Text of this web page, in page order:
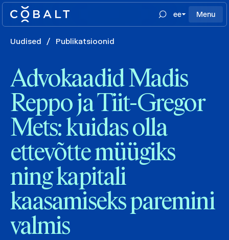
ee Menu
Uudised / Publikatsioonid
Advokaadid Madis
Reppo ja Tiit-Gregor
Mets: kuidas olla
ettevõtte müügiks
ning kapitali
kaasamiseks paremini
valmis